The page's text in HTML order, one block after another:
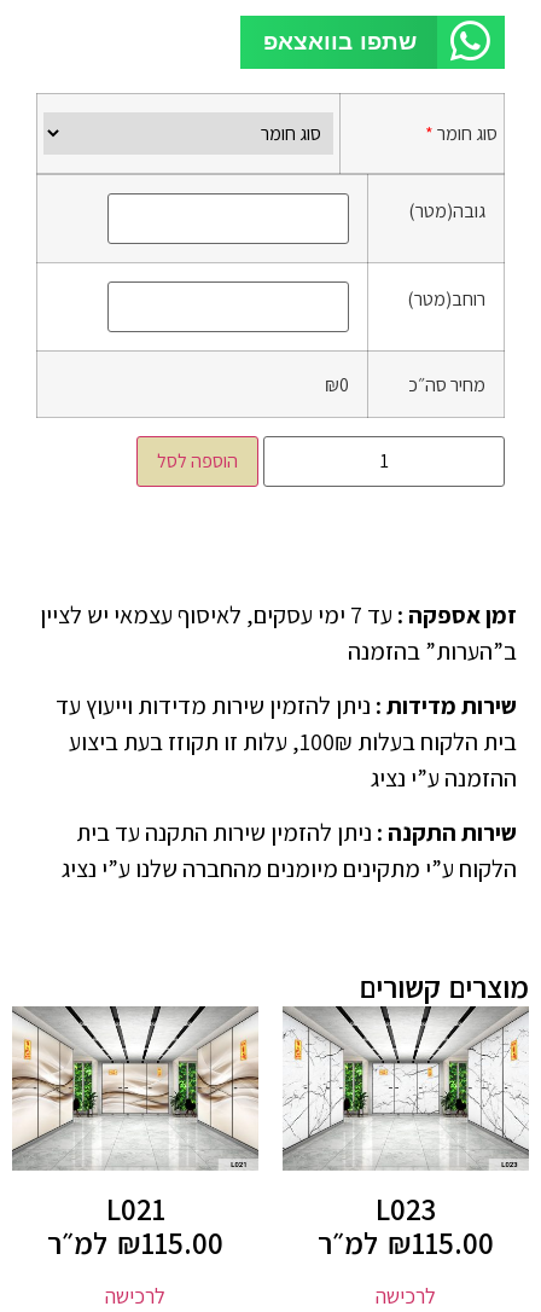
שתפו בוואצאפ
סוג חומר*
גובה(מטר)
רוחב(מטר)
מחיר סה״כ ₪0
הוספה לסל
זמן אספקה :
עד 7 ימי עסקים, לאיסוף עצמאי יש לציין
ב”הערות” בהזמנה
שירות מדידות: ניתן להזמין שירות מדידות וייעוץ עד
בית הלקוח בעלות 100₪, עלות זו תקוזז בעת ביצוע
ההזמנה ע”י נציג
שירות התקנה : ניתן להזמין שירות התקנה עד בית
הלקוח ע”י מתקינים מיומנים מהחברה שלנו ע”י נציג
מוצרים קשורים
L023
₪115.00 למ״ר
לרכישה
L021
₪115.00 למ״ר
לרכישה